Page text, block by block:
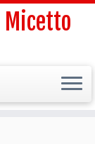
Micetto